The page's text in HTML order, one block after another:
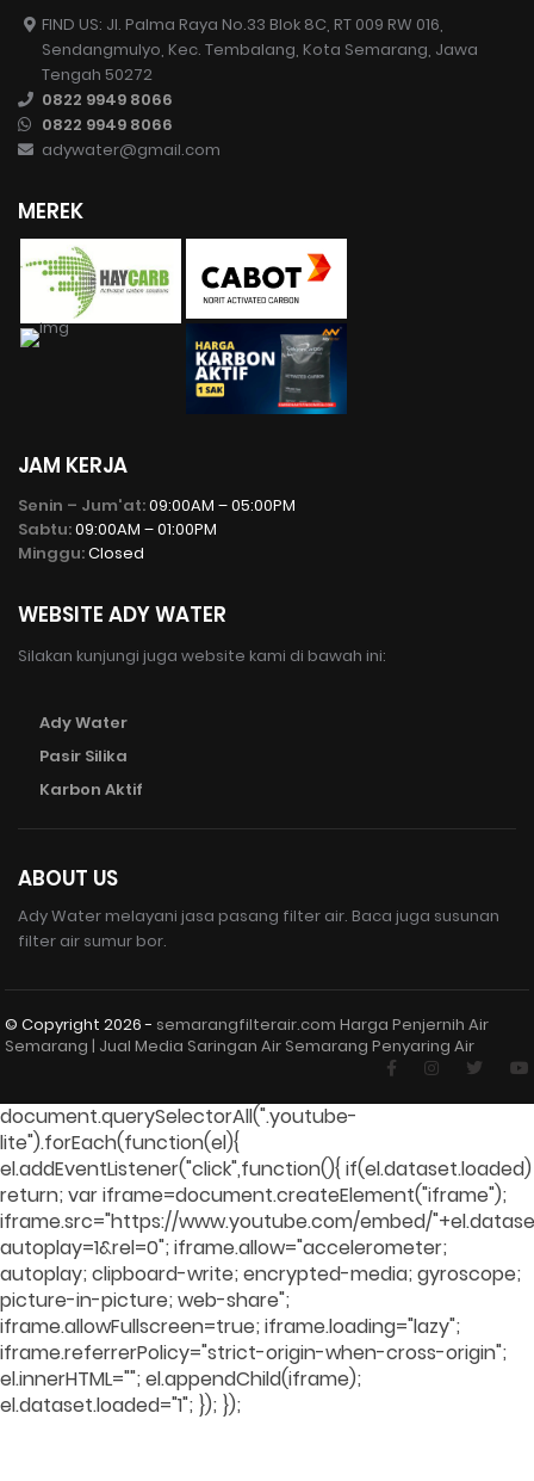
FIND US: Jl. Palma Raya No.33 Blok 8C, RT 009 RW 016,
Sendangmulyo, Kec. Tembalang, Kota Semarang, Jawa
Tengah 50272
0822 9949 8066
0822 9949 8066
adywater@gmail.com
MEREK
JAM KERJA
Senin – Jum'at:09:00AM – 05:00PM
Sabtu:09:00AM – 01:00PM
Minggu:Closed
WEBSITE ADY WATER
Silakan kunjungi juga website kami di bawah ini:
Ady Water
Pasir Silika
Karbon Aktif
ABOUT US
Ady Water melayani jasa pasang filter air. Baca juga susunan
filter air sumur bor.
© Copyright2026 - semarangfilterair.com Harga Penjernih Air
Semarang | Jual Media Saringan Air Semarang Penyaring Air
document.querySelectorAll(".youtube-
lite").forEach(function(el){
el.addEventListener("click",function(){ if(el.dataset.loaded)
return; var iframe=document.createElement("iframe");
iframe.src="https://www.youtube.com/embed/
autoplay=1&rel=0"; iframe.allow="accelerometer;
autoplay; clipboard-write; encrypted-media; gyroscope;
picture-in-picture; web-share";
iframe.allowFullscreen=true; iframe.loading="lazy";
iframe.referrerPolicy="strict-origin-when-cross-origin";
el.innerHTML=""; el.appendChild(iframe);
el.dataset.loaded="1"; }); });